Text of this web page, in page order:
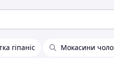
гіпаніс Мокасини